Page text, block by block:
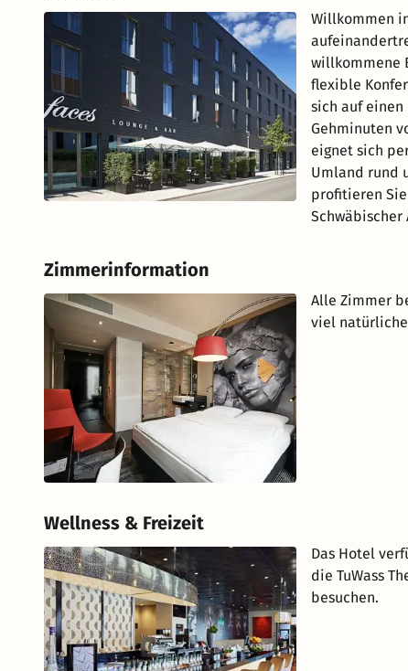
Willkommen
willkommene
flexible
sich auf einen
Gehminuten
eignet sich
Umland rund
profitieren Sie
Schwäbischer
Zimmerinformation
Alle Zimmer
viel
Wellness & Freizeit
Das Hotel
die TuWass
besuchen.